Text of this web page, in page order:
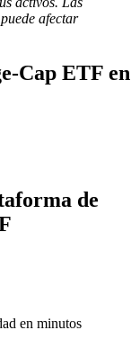
afectar
Cap ETF en
de
en minutos